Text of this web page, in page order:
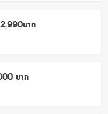
บาท
บาท